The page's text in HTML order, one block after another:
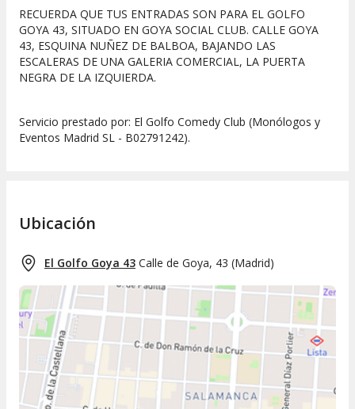
RECUERDA QUE TUS ENTRADAS SON PARA EL GOLFO
GOYA 43, SITUADO EN GOYA SOCIAL CLUB. CALLE GOYA
43, ESQUINA NUÑEZ DE BALBOA, BAJANDO LAS
ESCALERAS DE UNA GALERIA COMERCIAL, LA PUERTA
NEGRA DE LA IZQUIERDA.
Servicio prestado por: El Golfo Comedy Club (Monólogos y
Eventos Madrid SL - B02791242).
Ubicación
El Golfo Goya 43 Calle de Goya, 43 (Madrid)